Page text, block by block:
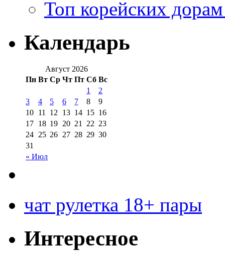
Топ корейских
Календарь
Август 2026
Пн Вт Ср Чт Пт Сб Вс
« Июл
1
2
3
4 5 6 7 8
9
10 11 12 13 14 15 16
17 18 19 20 21 22 23
24 25 26 27 28 29 30
31
чат рулетка 18+ пары
Интересное